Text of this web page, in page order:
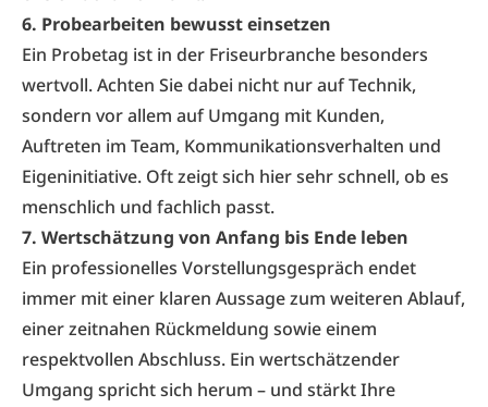
6. Probearbeiten bewusst einsetzen
Ein Probetag ist in der Friseurbranche besonders
wertvoll. Achten Sie dabei nicht nur auf Technik,
sondern vor allem auf Umgang mit Kunden,
Auftreten im Team, Kommunikationsverhalten und
Eigeninitiative. Oft zeigt sich hier sehr schnell, ob es
menschlich und fachlich passt.
7. Wertschätzung von Anfang bis Ende leben
Ein professionelles Vorstellungsgespräch endet
immer mit einer klaren Aussage zum weiteren Ablauf,
einer zeitnahen Rückmeldung sowie einem
respektvollen Abschluss. Ein wertschätzender
Umgang spricht sich herum – und stärkt Ihre